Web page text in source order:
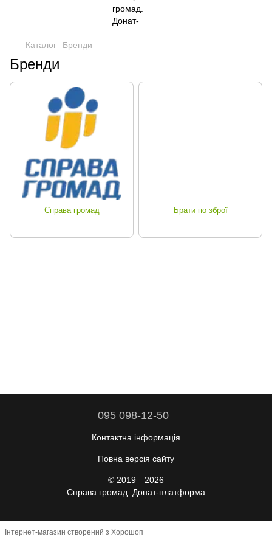
Каталог Бренди
Бренди
Справа громад Брати по зброї
095 098-12-50
Контактна інформація
Повна версія сайту
© 2019—2026
Справа громад. Донат-платформа
Інтернет-магазин створений з Хорошоп